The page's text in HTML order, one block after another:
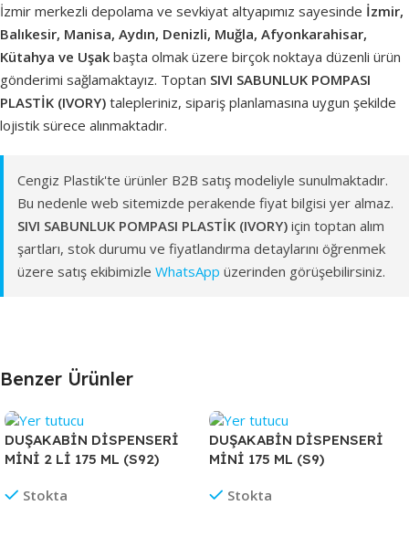
İzmir merkezli depolama ve sevkiyat altyapımız sayesinde İzmir,
Balıkesir, Manisa, Aydın, Denizli, Muğla, Afyonkarahisar,
Kütahya ve Uşak başta olmak üzere birçok noktaya düzenli ürün
gönderimi sağlamaktayız. Toptan SIVI SABUNLUK POMPASI
PLASTİK (IVORY) talepleriniz, sipariş planlamasına uygun şekilde
lojistik sürece alınmaktadır.
Cengiz Plastik'te ürünler B2B satış modeliyle sunulmaktadır.
Bu nedenle web sitemizde perakende fiyat bilgisi yer almaz.
SIVI SABUNLUK POMPASI PLASTİK (IVORY) için toptan alım
şartları, stok durumu ve fiyatlandırma detaylarını öğrenmek
üzere satış ekibimizle WhatsApp üzerinden görüşebilirsiniz.
Benzer Ürünler
DUŞAKABİN DİSPENSERİ
MİNİ 2 Lİ 175 ML (S92)
Stokta
DUŞAKABİN DİSPENSERİ
MİNİ 175 ML (S9)
Stokta